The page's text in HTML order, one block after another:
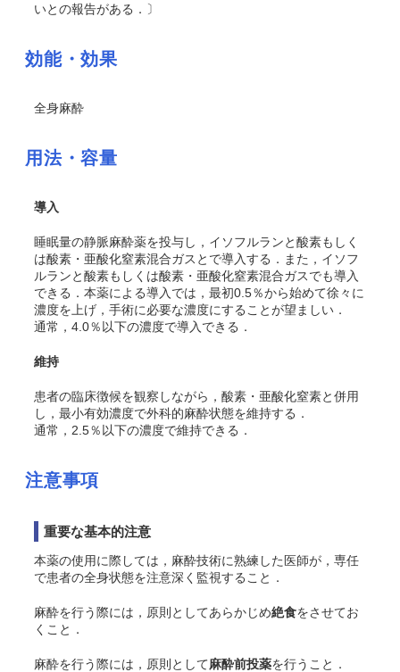
いとの報告がある．〕
効能・効果
全身麻酔
用法・容量
導入
睡眠量の静脈麻酔薬を投与し，イソフルランと酸素もしく
は酸素・亜酸化窒素混合ガスとで導入する．また，イソフ
ルランと酸素もしくは酸素・亜酸化窒素混合ガスでも導入
できる．本薬による導入では，最初0.5％から始めて徐々に
濃度を上げ，手術に必要な濃度にすることが望ましい．
通常，4.0％以下の濃度で導入できる．
維持
患者の臨床徴候を観察しながら，酸素・亜酸化窒素と併用
し，最小有効濃度で外科的麻酔状態を維持する．
通常，2.5％以下の濃度で維持できる．
注意事項
重要な基本的注意
本薬の使用に際しては，麻酔技術に熟練した医師が，専任
で患者の全身状態を注意深く監視すること．
麻酔を行う際には，原則としてあらかじめ絶食をさせてお
くこと．
麻酔を行う際には，原則として麻酔前投薬を行うこと．